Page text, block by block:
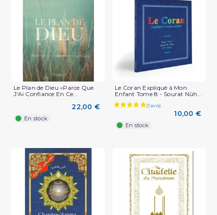
Le Plan de Dieu «Parce Que
J'Ai Confiance En Ce...
22,00 €
En stock
Le Coran Expliqué à Mon
Enfant Tome 8 - Sourat Nûh...
10,00 €
En stock